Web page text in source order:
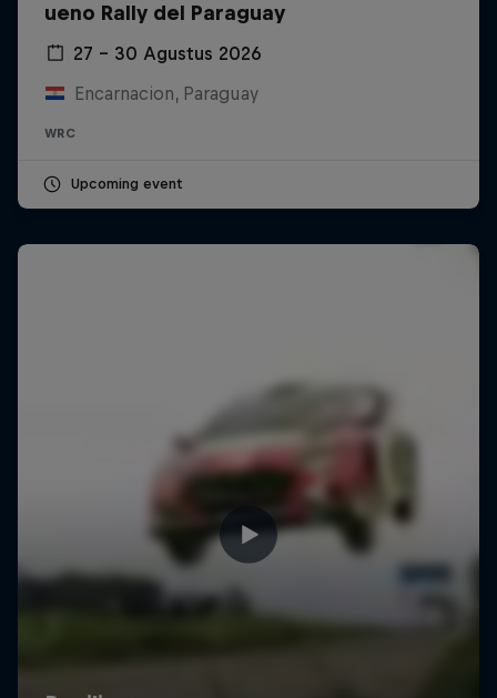
ueno Rally del Paraguay
27 – 30 Agustus 2026
Encarnacion, Paraguay
WRC
Upcoming event